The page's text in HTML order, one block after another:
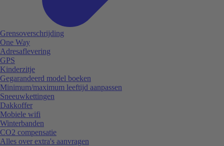
Grensoverschrijding
One Way
Adresaflevering
GPS
Kinderzitje
Gegarandeerd model boeken
Minimum/maximum leeftijd aanpassen
Sneeuwkettingen
Dakkoffer
Mobiele wifi
Winterbanden
CO2 compensatie
Alles over extra's aanvragen